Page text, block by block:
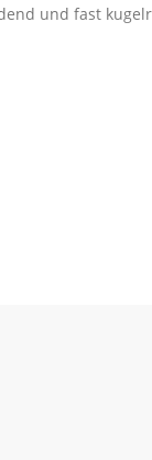
und fast